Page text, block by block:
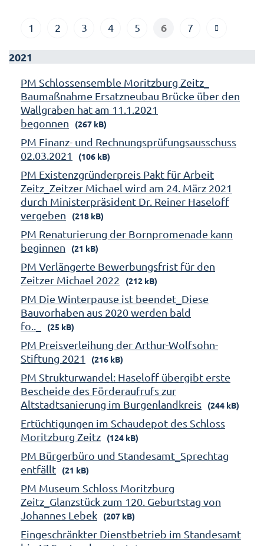
1 2 3 4 5 6 7
2021
PM Schlossensemble Moritzburg Zeitz_
Baumaßnahme Ersatzneubau Brücke über den
Wallgraben hat am 11.1.2021
begonnen
(267 kB)
PM Finanz- und Rechnungsprüfungsausschuss
02.03.2021
(106 kB)
PM Existenzgründerpreis Pakt für Arbeit
Zeitz_Zeitzer Michael wird am 24. März 2021
durch Ministerpräsident Dr. Reiner Haseloff
vergeben
(218 kB)
PM Renaturierung der Bornpromenade kann
beginnen
(21 kB)
PM Verlängerte Bewerbungsfrist für den
Zeitzer Michael 2022
(212 kB)
PM Die Winterpause ist beendet_Diese
Bauvorhaben aus 2020 werden bald
fo.._
(25 kB)
PM Preisverleihung der Arthur-Wolfsohn-
Stiftung 2021
(216 kB)
PM Strukturwandel: Haseloff übergibt erste
Bescheide des Förderaufrufs zur
Altstadtsanierung im Burgenlandkreis
(244 kB)
Ertüchtigungen im Schaudepot des Schloss
Moritzburg Zeitz
(124 kB)
PM Bürgerbüro und Standesamt_Sprechtag
entfällt
(21 kB)
PM Museum Schloss Moritzburg
Zeitz_Glanzstück zum 120. Geburtstag von
Johannes Lebek
(207 kB)
Eingeschränkter Dienstbetrieb im Standesamt